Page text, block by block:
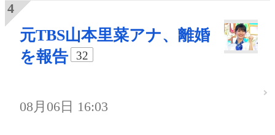
元TBS山本里菜アナ、離婚
を報告
32
08月06日 16:03